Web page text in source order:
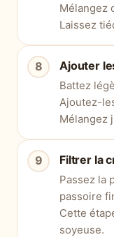
Mélangez
Laissez
Ajouter
Battez
Ajoutez-
Mélangez
Filtrer la
Passez la
passoire
Cette
soyeuse.